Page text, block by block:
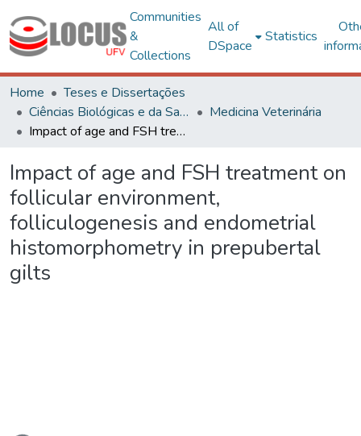
Communities
&
Collections
All of
DSpace
Statistics
Home
Teses e Dissertações
Ciências Biológicas e da Saúde
Medicina Veterinária
Impact of age and FSH treatment on follicular environment, folliculogenesis and endometrial histomorphometry in prepubertal gilts
Impact of age and FSH treatment on
follicular environment,
folliculogenesis and endometrial
histomorphometry in prepubertal
gilts